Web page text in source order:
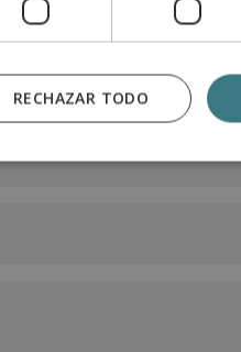
RECHAZAR TODO